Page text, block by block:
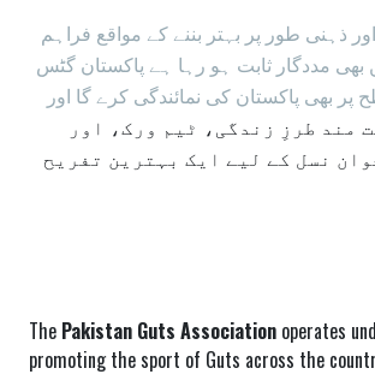
ذہنی طور پر بہتر بننے کے مواقع فراہم
مددگار ثابت ہو رہا ہے پاکستان گٹس
بھی پاکستان کی نمائندگی کرے گا اور
مند طرزِ زندگی، ٹیم ورک، اور
نسل کے لیے ایک بہترین تفریح
The Pakistan Guts Association operates
promoting the sport of Guts across the